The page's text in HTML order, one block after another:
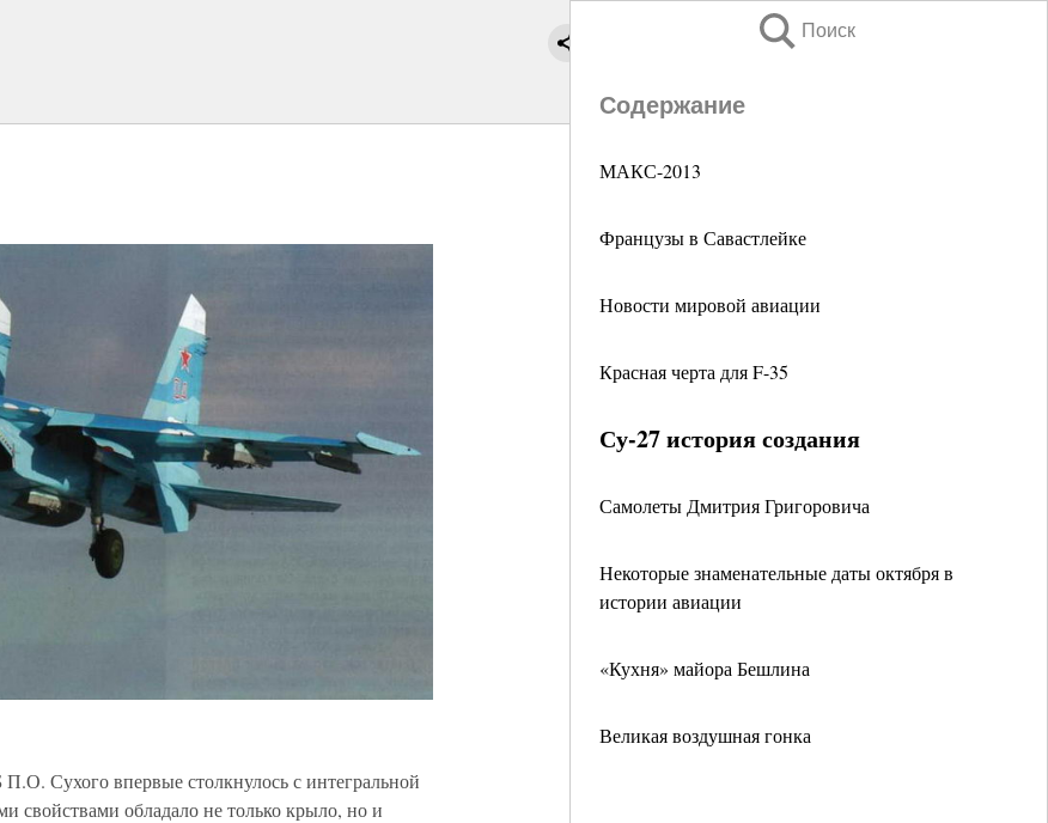
Поиск
Содержание
МАКС-2013
Французы в Савастлейке
Новости мировой авиации
Красная черта для F-35
Су-27 история создания
Самолеты Дмитрия Григоровича
Некоторые знаменательные даты октября в
истории авиации
«Кухня» майора Бешлина
Великая воздушная гонка
Сухого впервые столкнулось с интегральной
свойствами обладало не только крыло, но и